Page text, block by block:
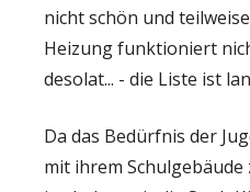
nicht schön und
Heizung funktioniert
desolat... - die Liste ist
Da das Bedürfnis der
mit ihrem